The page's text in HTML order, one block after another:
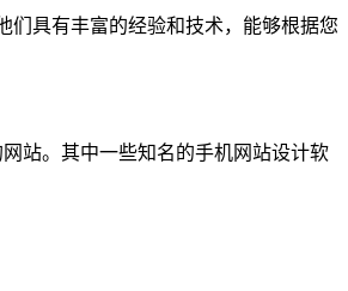
们具有丰富的经验和技术，能够根据您
站。其中一些知名的手机网站设计软